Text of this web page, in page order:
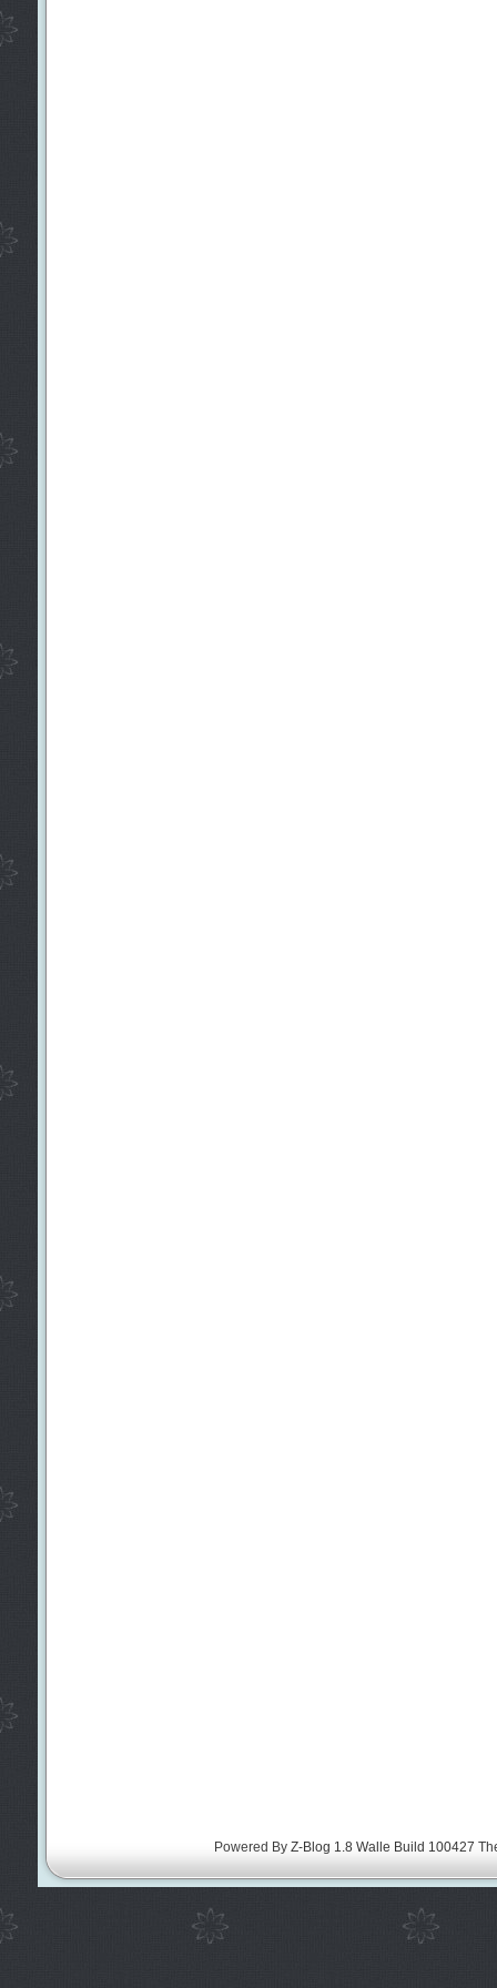
Powered By Z-Blog 1.8 Walle Build 100427